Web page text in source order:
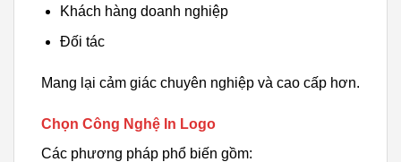
Khách hàng doanh nghiệp
Đối tác
Mang lại cảm giác chuyên nghiệp và cao cấp hơn.
Chọn Công Nghệ In Logo
Các phương pháp phổ biến gồm: